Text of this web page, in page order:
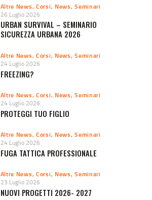
Altre News,Corsi, News,Seminari
26 Luglio 2026
URBAN SURVIVAL – SEMINARIO
SICUREZZA URBANA 2026
Altre News,Corsi, News,Seminari
24 Luglio 2026
FREEZING?
Altre News,Corsi, News,Seminari
24 Luglio 2026
PROTEGGI TUO FIGLIO
Altre News,Corsi, News,Seminari
24 Luglio 2026
FUGA TATTICA PROFESSIONALE
Altre News,Corsi, News,Seminari
23 Luglio 2026
NUOVI PROGETTI 2026- 2027